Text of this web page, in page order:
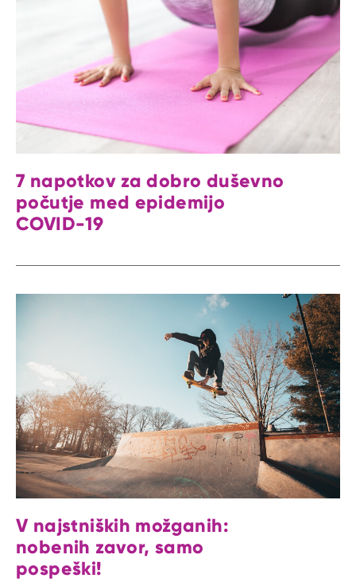
7 napotkov za dobro duševno
počutje med epidemijo
COVID-19
V najstniških možganih:
nobenih zavor, samo
pospeški!